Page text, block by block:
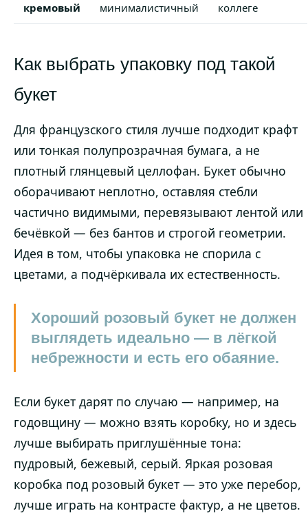
кремовый
минималистичный
коллеге
Как выбрать упаковку под такой
букет
Для французского стиля лучше подходит крафт
или тонкая полупрозрачная бумага, а не
плотный глянцевый целлофан. Букет обычно
оборачивают неплотно, оставляя стебли
частично видимыми, перевязывают лентой или
бечёвкой — без бантов и строгой геометрии.
Идея в том, чтобы упаковка не спорила с
цветами, а подчёркивала их естественность.
Хороший розовый букет не должен
выглядеть идеально — в лёгкой
небрежности и есть его обаяние.
Если букет дарят по случаю — например, на
годовщину — можно взять коробку, но и здесь
лучше выбирать приглушённые тона:
пудровый, бежевый, серый. Яркая розовая
коробка под розовый букет — это уже перебор,
лучше играть на контрасте фактур, а не цветов.